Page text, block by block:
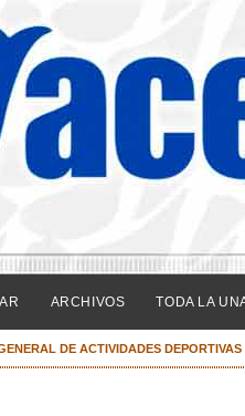
ARCHIVOS TODA LA
DE ACTIVIDADES DEPORTIVAS